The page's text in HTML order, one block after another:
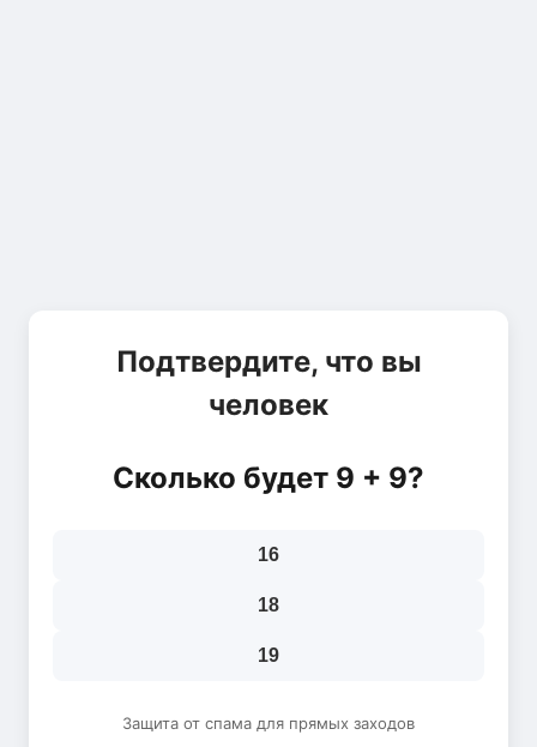
Подтвердите, что вы
человек
Сколько будет 9 + 9?
16
18
19
Защита от спама для прямых заходов